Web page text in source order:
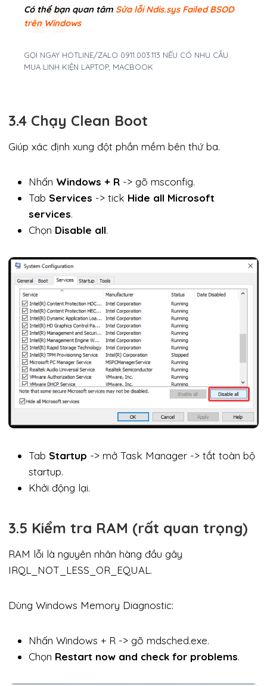
Có thể bạn quan tâm Sửa lỗi Ndis.sys Failed BSOD
trên Windows
GỌI NGAY HOTLINE/ZALO 0911.003.113 NẾU CÓ NHU CẦU
MUA LINH KIỆN LAPTOP, MACBOOK
3.4 Chạy Clean Boot
Giúp xác định xung đột phần mềm bên thứ ba.
Nhấn Windows + R -> gõ msconfig.
Tab Services -> tick Hide all Microsoft
services.
Chọn Disable all.
Tab Startup -> mở Task Manager -> tắt toàn bộ
startup.
Khởi động lại.
3.5 Kiểm tra RAM (rất quan trọng)
RAM lỗi là nguyên nhân hàng đầu gây
IRQL_NOT_LESS_OR_EQUAL.
Dùng Windows Memory Diagnostic:
Nhấn Windows + R -> gõ mdsched.exe.
Chọn Restart now and check for problems.